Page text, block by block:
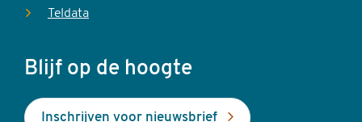
Teldata
Blijf op de hoogte
Inschrijven voor nieuwsbrief